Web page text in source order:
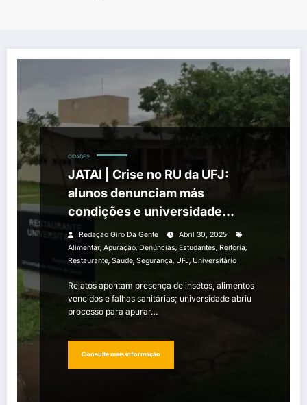
CIDADES
JATAI | Crise no RU da UFJ:
alunos denunciam más
condições e universidade
promete rigor
Redação Giro Da Gente
Abril 30, 2025
Alimentar, Apuração, Denúncias, Estudantes, Reitoria,
Restaurante, Saúde, Segurança, UFJ, Universitário
Relatos apontam presença de insetos, alimentos
vencidos e falhas sanitárias; universidade abriu
processo para apurar…
Consulte mais informação